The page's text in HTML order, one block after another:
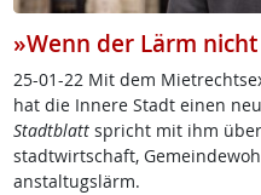
»Wenn der Lärm
25-01-22 Mit dem
hat die In­ne­re Stadt ei­nen
Stadt­blattspricht mit ihm
stadt­wirt­schaft,
an­stal­tugs­lärm.